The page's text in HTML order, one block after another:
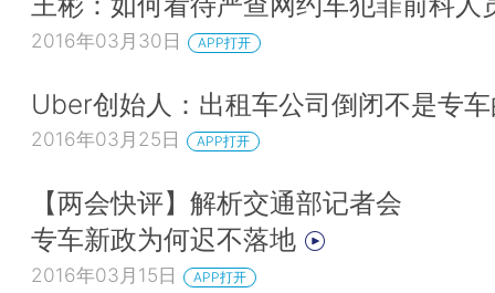
2016年03月30日 APP打开
Uber创始人：出租车公司倒闭不是专
2016年03月25日 APP打开
【两会快评】解析交通部记者会
专车新政为何迟不落地
2016年03月15日 APP打开